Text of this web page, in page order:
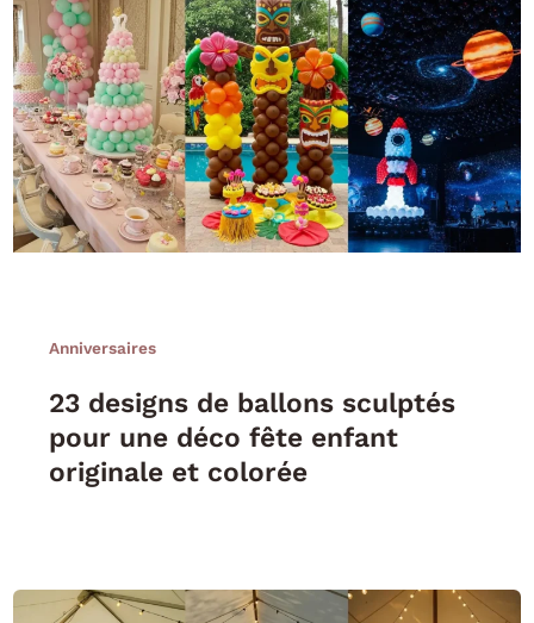
Anniversaires
23 designs de ballons sculptés
pour une déco fête enfant
originale et colorée